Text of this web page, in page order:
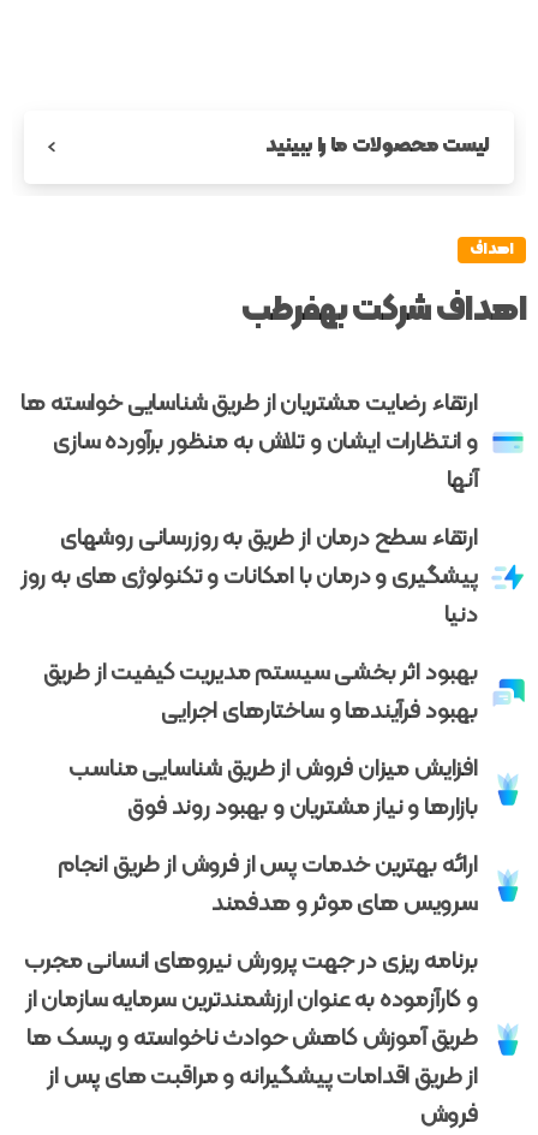
لیست محصولات ما را ببینید
اهداف
اهدافشرکتبهفرطب
ارتقاء رضایت مشتریان از طریق شناسایی خواسته ها
و انتظارات ایشان و تلاش به منظور برآورده سازی
آنها
ارتقاء سطح درمان از طریق به روزرسانی روشهای
پیشگیری و درمان با امکانات و تکنولوژی های به روز
دنیا
بهبود اثر بخشی سیستم مدیریت کیفیت از طریق
بهبود فرآیندها و ساختارهای اجرایی
افزایش میزان فروش از طریق شناسایی مناسب
بازارها و نیاز مشتریان و بهبود روند فوق
ارائه بهترین خدمات پس از فروش از طریق انجام
سرویس های موثر و هدفمند
برنامه ریزی در جهت پرورش نیروهای انسانی مجرب
و کارآزموده به عنوان ارزشمندترین سرمایه سازمان از
طریق آموزش کاهش حوادث ناخواسته و ریسک ها
از طریق اقدامات پیشگیرانه و مراقبت های پس از
فروش